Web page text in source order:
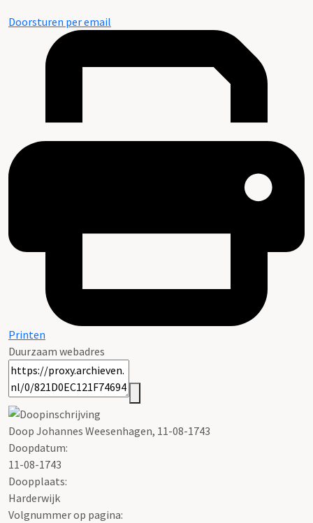
Doorsturen per email
Printen
Duurzaam webadres
Doop Johannes Weesenhagen, 11-08-1743
Doopdatum:
11-08-1743
Doopplaats:
Harderwijk
Volgnummer op pagina: